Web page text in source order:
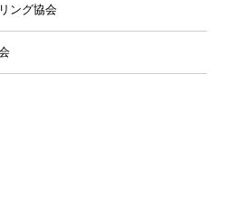
ング協会